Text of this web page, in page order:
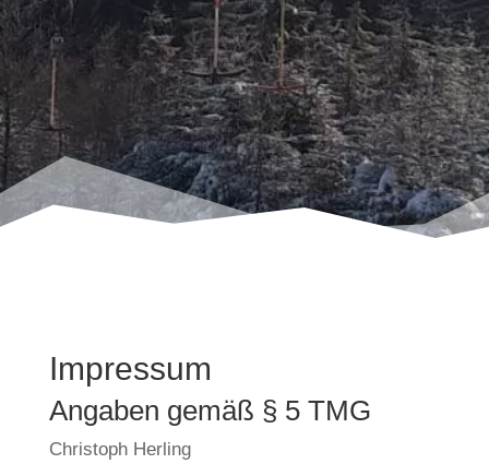
Impressum
Angaben gemäß § 5 TMG
Christoph Herling